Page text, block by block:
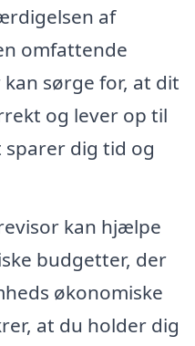
af
omfattende
sørge for, at dit
og lever op til
dig tid og
kan hjælpe
budgetter, der
økonomiske
at du holder dig